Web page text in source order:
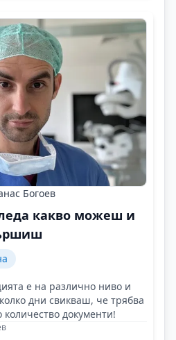
Богоев
какво можеш и
е на различно ниво и
дни свикваш, че трябва
документи!